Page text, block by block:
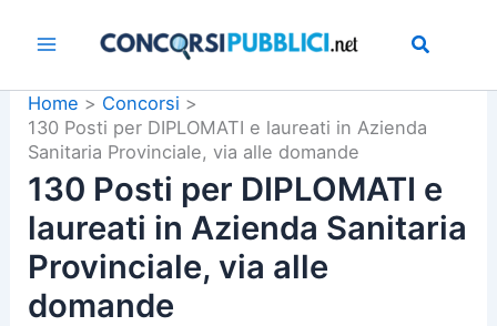
Home
Concorsi
130 Posti per DIPLOMATI e laureati in Azienda
Sanitaria Provinciale, via alle domande
130 Posti per DIPLOMATI e
laureati in Azienda Sanitaria
Provinciale, via alle
domande